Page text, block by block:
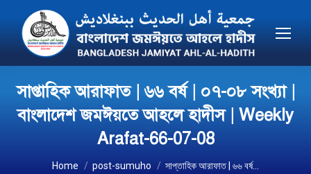
সাপ্তাহিক আরাফাত | ৬৬ বর্ষ | ০৭-০৮ সংখ্যা |
বাংলাদেশ জমঈয়তে আহলে হাদীস | Weekly
Arafat-66-07-08
You are here:
Home post-sumuho সাপ্তাহিক আরাফাত | ৬৬ বর্ষ…